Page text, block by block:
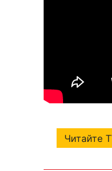
Читайте